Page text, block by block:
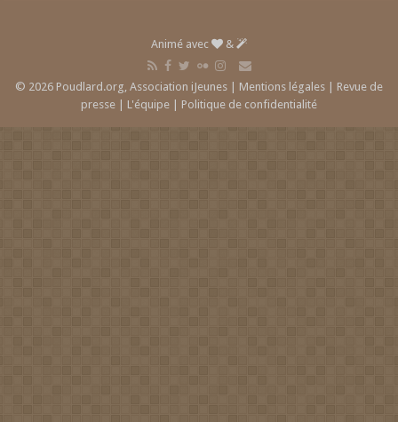
Animé avec &
© 2026 Poudlard.org, Association iJeunes | Mentions légales
Revue de
presse
L'équipe Politique de confidentialité